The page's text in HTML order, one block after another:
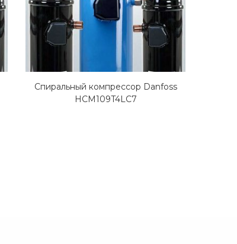
Спиральный компрессор Danfoss
HCM109T4LC7